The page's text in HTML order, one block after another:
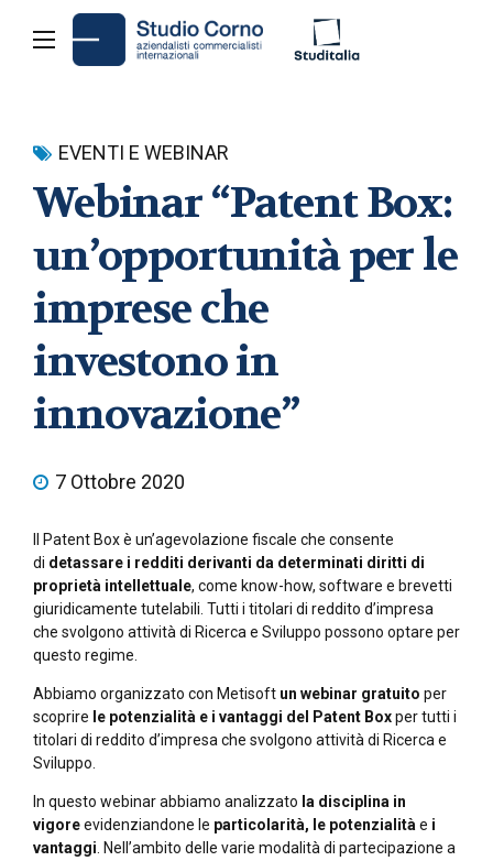
EVENTI E WEBINAR
Webinar “Patent Box:
un’opportunità per le
imprese che
investono in
innovazione”
7 Ottobre 2020
Il Patent Box è un’agevolazione fiscale che consente
di detassare i redditi derivanti da determinati diritti di
proprietà intellettuale, come know-how, software e brevetti
giuridicamente tutelabili. Tutti i titolari di reddito d’impresa
che svolgono attività di Ricerca e Sviluppo possono optare per
questo regime.
Abbiamo organizzato con Metisoft un webinar gratuito per
scoprire le potenzialità e i vantaggi del Patent Boxper tutti i
titolari di reddito d’impresa che svolgono attività di Ricerca e
Sviluppo.
In questo webinar abbiamo analizzato la disciplina in
vigoreevidenziandone le particolarità, le potenzialità e i
vantaggi . Nell’ambito delle varie modalità di partecipazione a